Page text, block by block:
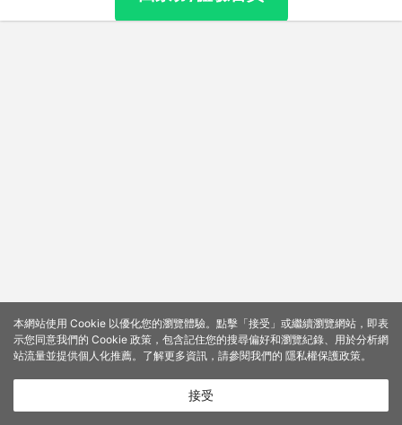
本網站使用 Cookie 以優化您的瀏覽體驗。點擊「接受」或繼續瀏覽網站，即表
示您同意我們的 Cookie 政策，包含記住您的搜尋偏好和瀏覽紀錄、用於分析網
站流量並提供個人化推薦。了解更多資訊，請參閱我們的 隱私權保護政策。
接受